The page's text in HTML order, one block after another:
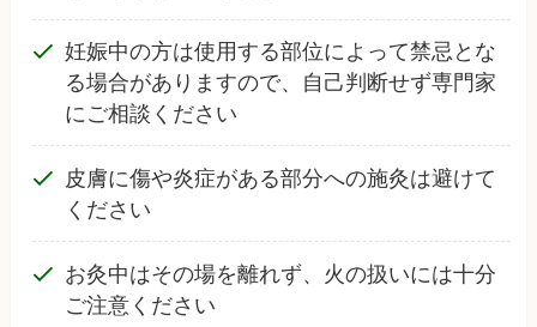
妊娠中の方は使用する部位によって禁忌とな
る場合がありますので、自己判断せず専門家
にご相談ください
皮膚に傷や炎症がある部分への施灸は避けて
ください
お灸中はその場を離れず、火の扱いには十分
ご注意ください